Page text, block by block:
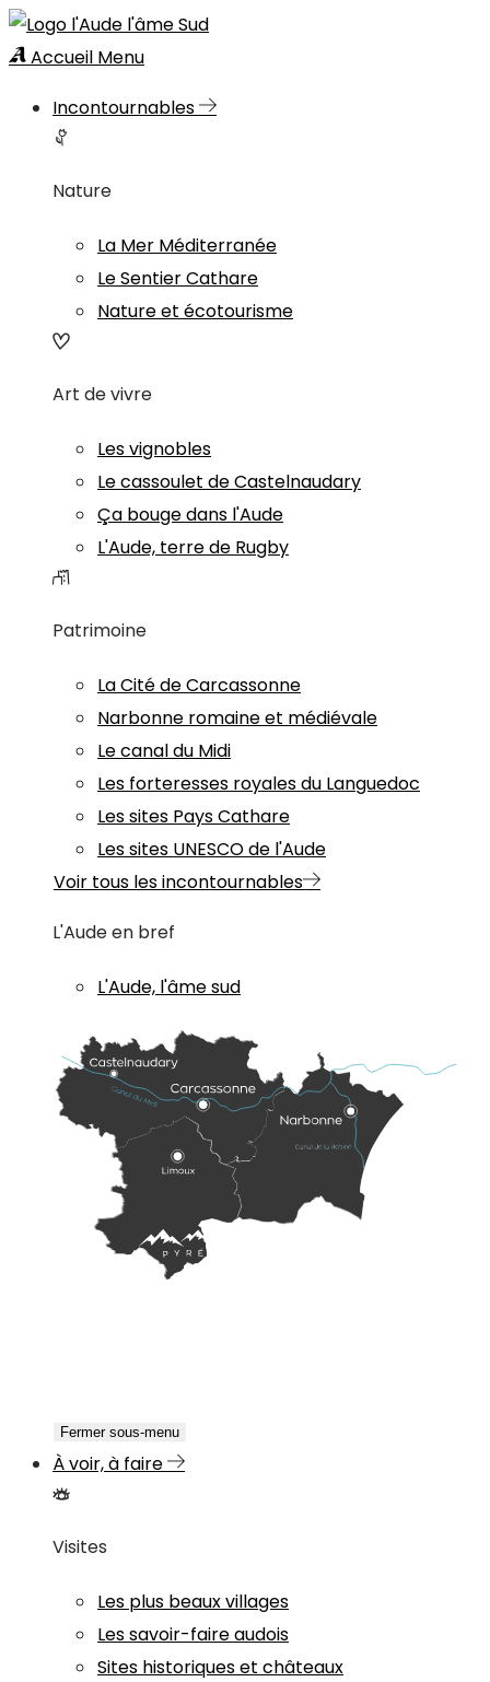
Accueil Menu
Incontournables
Nature
La Mer Méditerranée
Le Sentier Cathare
Nature et écotourisme
Art de vivre
Les vignobles
Le cassoulet de Castelnaudary
Ça bouge dans l'Aude
L'Aude, terre de Rugby
Patrimoine
La Cité de Carcassonne
Narbonne romaine et médiévale
Le canal du Midi
Les forteresses royales du Languedoc
Les sites Pays Cathare
Les sites UNESCO de l'Aude
Voir tous les incontournables
L'Aude en bref
L'Aude, l'âme sud
Fermer sous-menu
À voir, à faire
Visites
Les plus beaux villages
Les savoir-faire audois
Sites historiques et châteaux